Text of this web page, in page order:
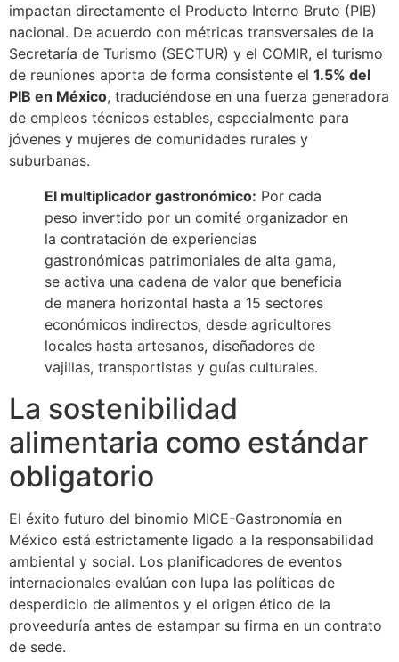
impactan directamente el Producto Interno Bruto (PIB)
nacional. De acuerdo con métricas transversales de la
Secretaría de Turismo (SECTUR) y el COMIR, el turismo
de reuniones aporta de forma consistente el 1.5% del
PIB en México, traduciéndose en una fuerza generadora
de empleos técnicos estables, especialmente para
jóvenes y mujeres de comunidades rurales y
suburbanas.
El multiplicador gastronómico: Por cada
peso invertido por un comité organizador en
la contratación de experiencias
gastronómicas patrimoniales de alta gama,
se activa una cadena de valor que beneficia
de manera horizontal hasta a 15 sectores
económicos indirectos, desde agricultores
locales hasta artesanos, diseñadores de
vajillas, transportistas y guías culturales.
La sostenibilidad
alimentaria como estándar
obligatorio
El éxito futuro del binomio MICE-Gastronomía en
México está estrictamente ligado a la responsabilidad
ambiental y social. Los planificadores de eventos
internacionales evalúan con lupa las políticas de
desperdicio de alimentos y el origen ético de la
proveeduría antes de estampar su firma en un contrato
de sede.